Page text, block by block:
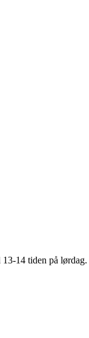
14 tiden på lørdag.